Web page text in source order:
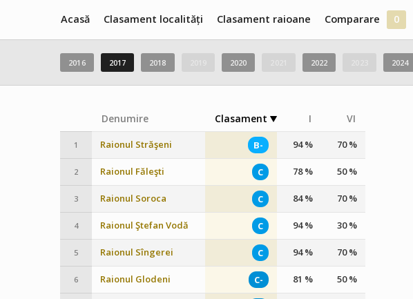
Acasă Clasament localități Clasament raioane Comparare 0
2016 2017 2018 2020 2022 2024
Denumire Clasament I VI
1 Raionul Străşeni B- 94 % 70 %
2 Raionul Făleşti C 78 % 50 %
3 Raionul Soroca C 84 % 70 %
4 Raionul Ştefan Vodă C 94 % 30 %
5 Raionul Sîngerei C 94 % 70 %
6 Raionul Glodeni C- 81 % 50 %